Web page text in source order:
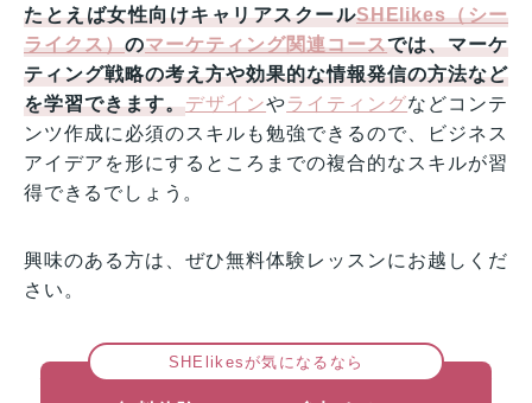
たとえば女性向けキャリアスクールSHElikes（シー
ライクス）のマーケティング関連コースでは、マーケ
ティング戦略の考え方や効果的な情報発信の方法など
を学習できます。デザインやライティングなどコンテ
ンツ作成に必須のスキルも勉強できるので、ビジネス
アイデアを形にするところまでの複合的なスキルが習
得できるでしょう。
興味のある方は、ぜひ無料体験レッスンにお越しくだ
さい。
SHElikesが気になるなら